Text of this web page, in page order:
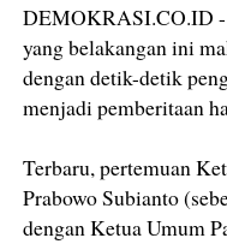
DEMOKRASI.CO.ID
yang belakangan ini
dengan detik-detik
menjadi pemberitaan
Terbaru, pertemuan
Prabowo Subianto
dengan Ketua Umum